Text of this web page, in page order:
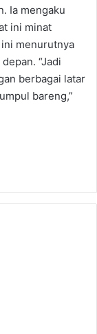
Ia mengaku
ini minat
menurutnya
“Jadi
berbagai latar
bareng,”